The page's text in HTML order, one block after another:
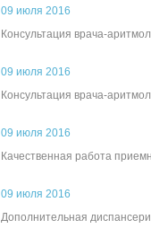
09 июля 2016
Консультация врача-
09 июля 2016
Консультация врача-
09 июля 2016
Качественная работа
09 июля 2016
Дополнительная